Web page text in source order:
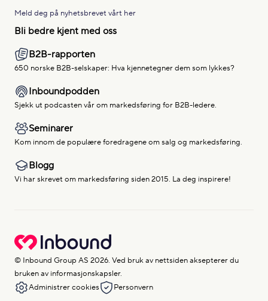
Meld deg på nyhetsbrevet vårt her
Bli bedre kjent med oss
B2B-rapporten
650 norske B2B-selskaper: Hva kjennetegner dem som lykkes?
Inboundpodden
Sjekk ut podcasten vår om markedsføring for B2B-ledere.
Seminarer
Kom innom de populære foredragene om salg og markedsføring.
Blogg
Vi har skrevet om markedsføring siden 2015. La deg inspirere!
© Inbound Group AS 2026. Ved bruk av nettsiden aksepterer du
bruken av informasjonskapsler.
Administrer cookies
Personvern